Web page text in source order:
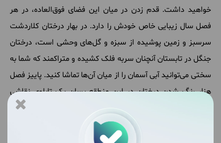
خواهید داشت. قدم زدن در میان این فضای فوق‌العاده، در هر
فصل سال زیبایی خاص خودش را دارد. در بهار درختان کلاردشت
سرسبز و زمین پوشیده از سبزه و گل‌های وحشی است، درختان
جنگل در تابستان آنچنان سربه فلک کشیده و متراکمند که شما به
سختی می‌توانید آبی آسمان را از میان آن‌ها تماشا کنید. پاییز فصل
هزار رنگ شدن درختان در این منطقه بسان یک تابلوی نقاشی
است، زمستان کلاردشت را با برفی سپیدگون بسان لباس عروس
تماماً سفید خواهد کرد. هرکدام از این فصل‌ها در جنگل کلاردشت
جلوه و زیبایی خاص خودش را دارد، آنچنان که نمی‌توان به یکدیگر